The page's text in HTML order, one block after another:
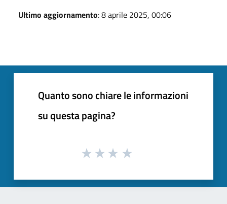
Ultimo aggiornamento: 8 aprile 2025, 00:06
Quanto sono chiare le informazioni
su questa pagina?